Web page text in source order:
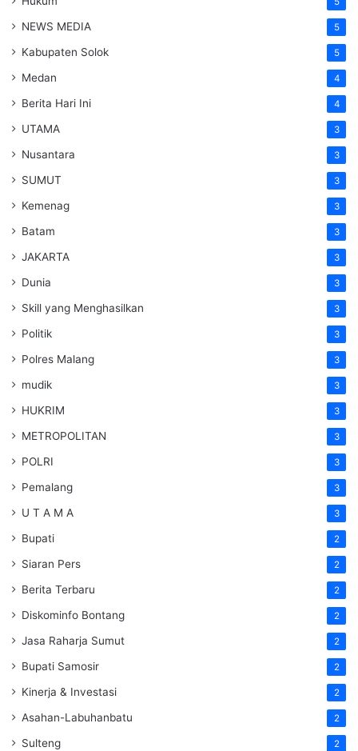
NEWS MEDIA 5
Kabupaten Solok 5
Medan 4
Berita Hari Ini 4
UTAMA 3
Nusantara 3
SUMUT 3
Kemenag 3
Batam 3
JAKARTA 3
Dunia 3
Skill yang Menghasilkan 3
Politik 3
Polres Malang 3
mudik 3
HUKRIM 3
METROPOLITAN 3
POLRI 3
Pemalang 3
U T A M A 3
Bupati 2
Siaran Pers 2
Berita Terbaru 2
Diskominfo Bontang 2
Jasa Raharja Sumut 2
Bupati Samosir 2
Kinerja & Investasi 2
Asahan-Labuhanbatu 2
Sulteng 2